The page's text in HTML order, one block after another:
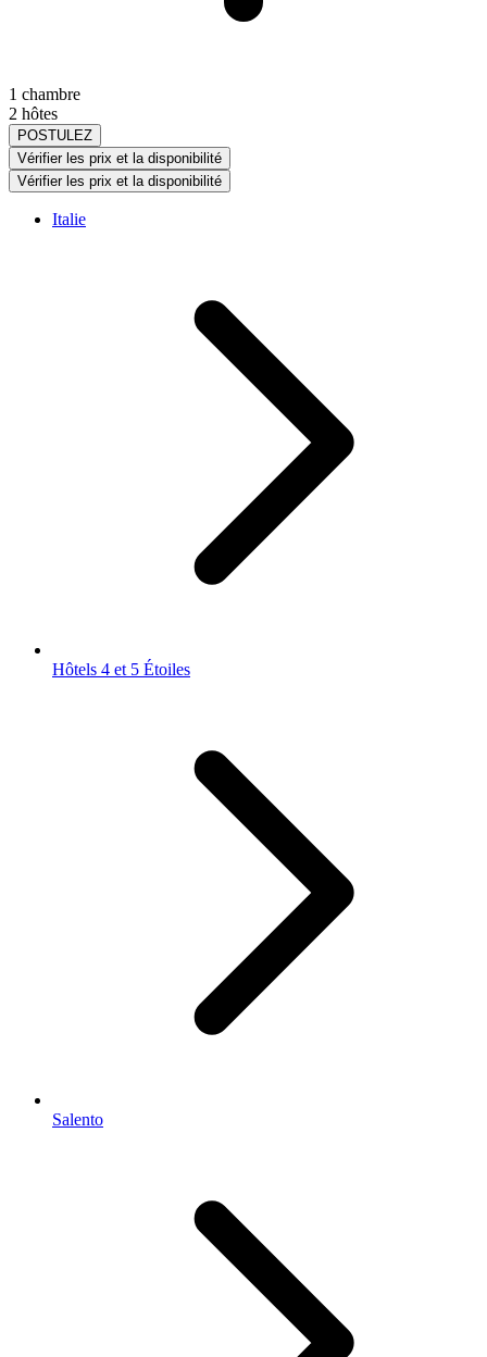
1 chambre
2 hôtes
POSTULEZ
Vérifier les prix et la disponibilité
Vérifier les prix et la disponibilité
Italie
Hôtels 4 et 5 Étoiles
Salento